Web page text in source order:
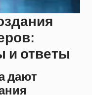
и ответы
дают